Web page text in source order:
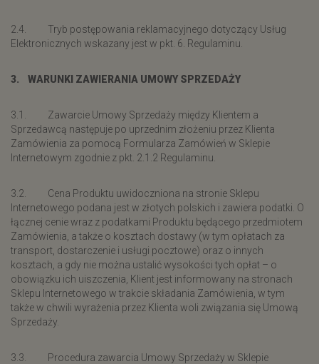
2.4. Tryb postępowania reklamacyjnego dotyczący Usług
Elektronicznych wskazany jest w pkt. 6. Regulaminu.
3. WARUNKI ZAWIERANIA UMOWY SPRZEDAŻY
3.1. Zawarcie Umowy Sprzedaży między Klientem a
Sprzedawcą następuje po uprzednim złożeniu przez Klienta
Zamówienia za pomocą Formularza Zamówień w Sklepie
Internetowym zgodnie z pkt. 2.1.2 Regulaminu.
3.2. Cena Produktu uwidoczniona na stronie Sklepu
Internetowego podana jest w złotych polskich i zawiera podatki. O
łącznej cenie wraz z podatkami Produktu będącego przedmiotem
Zamówienia, a także o kosztach dostawy (w tym opłatach za
transport, dostarczenie i usługi pocztowe) oraz o innych
kosztach, a gdy nie można ustalić wysokości tych opłat – o
obowiązku ich uiszczenia, Klient jest informowany na stronach
Sklepu Internetowego w trakcie składania Zamówienia, w tym
także w chwili wyrażenia przez Klienta woli związania się Umową
Sprzedaży.
3.3. Procedura zawarcia Umowy Sprzedaży w Sklepie